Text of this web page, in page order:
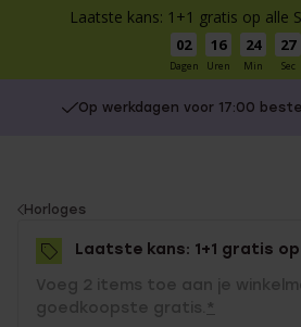
Laatste kans: 1+1 gratis op alle
02
Dagen
16
Uren
24
Min
27
Sec
Op werkdagen voor 17:00
You
are
here:
Horloges
Laatste kans: 1+1 gratis op
Voeg 2 items toe aan je
goedkoopste gratis. *